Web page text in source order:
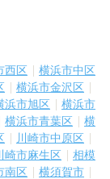
西区
横浜市中区
横浜市金沢区
浜市旭区
横浜市
横浜市青葉区
横
川崎市中原区
崎市麻生区
相模
南区
横須賀市